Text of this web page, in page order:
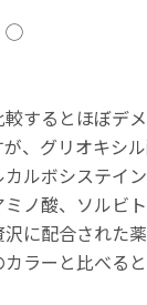
◯
するとほぼデ
、グリオキシ
ルボシステイ
ノ酸、ソルビ
に配合された
ラーと比べる